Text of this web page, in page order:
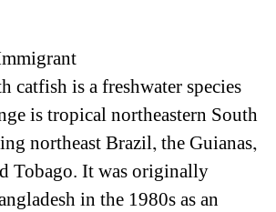
catfish is a freshwater species
is tropical northeastern South
northeast Brazil, the Guianas,
Tobago. It was originally
in the 1980s as an